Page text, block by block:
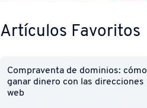
Artículos Favoritos
Co­m­pra­ve­n­ta de dominios: cómo
ganar dinero con las di­re­c­cio­nes
web